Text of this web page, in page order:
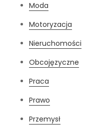
Moda
Motoryzacja
Nieruchomości
Obcojęzyczne
Praca
Prawo
Przemysł